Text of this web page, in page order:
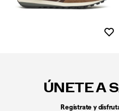
ÚNETE A
Regístrate y